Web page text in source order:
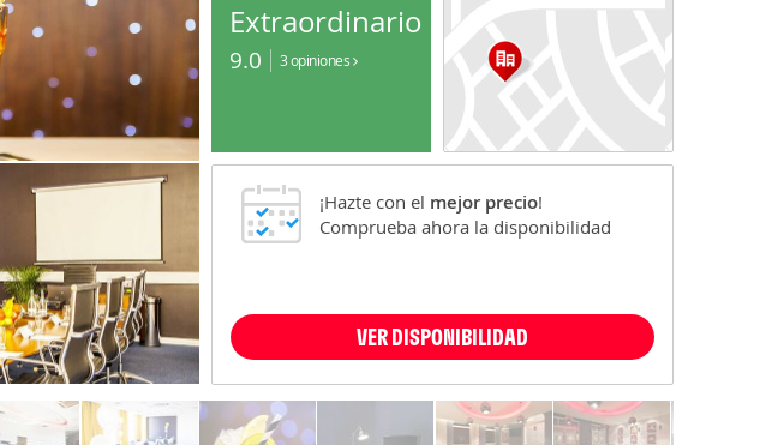
Extraordinario
9.0 3 opiniones
¡Hazte con el mejor precio!
Comprueba ahora la disponibilidad
VER DISPONIBILIDAD